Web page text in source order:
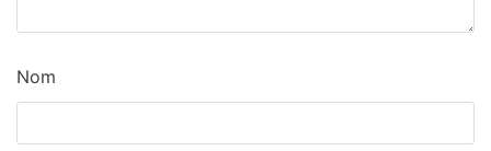
Nom